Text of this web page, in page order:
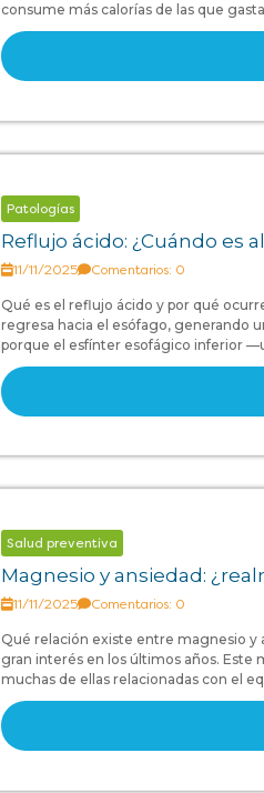
consume más calorías de las que
Patologías
Reflujo ácido: ¿Cuándo es
11/11/2025 Comentarios: 0
Qué es el reflujo ácido y por qué
regresa hacia el esófago, generando
porque el esfínter esofágico inferior
Salud preventiva
Magnesio y ansiedad:
11/11/2025 Comentarios: 0
Qué relación existe entre magnesio y
gran interés en los últimos años. Este
muchas de ellas relacionadas con el